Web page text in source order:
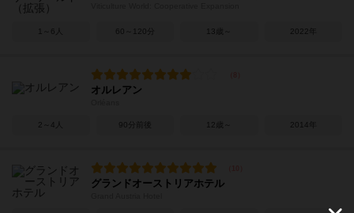
1～6人 60～120分 13歳～ 2022年
オルレアン
2～4人 90分前後 12歳～ 2014年
グランドオーストリアホテル